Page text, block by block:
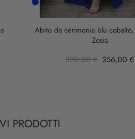
Cobalto
Abito da cerimonia blu
Zosia
320,00 € 256,00 €
PRODOTTI